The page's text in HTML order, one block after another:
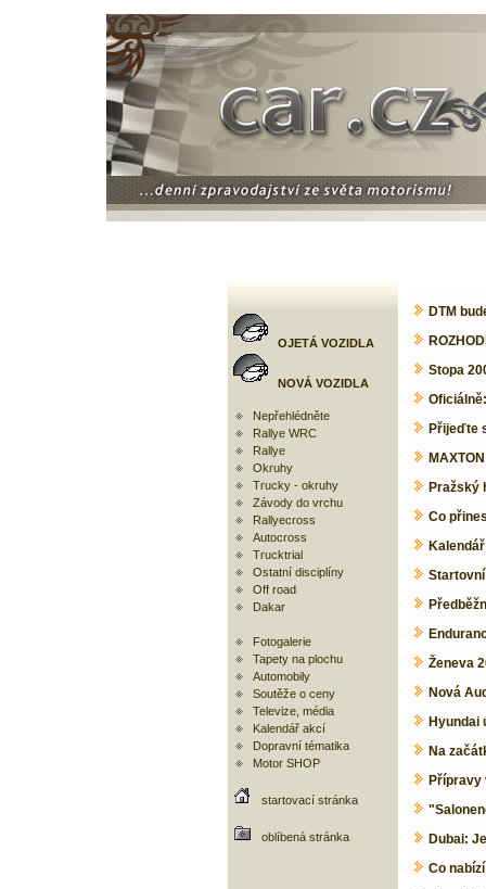
OJETÁ VOZIDLA
NOVÁ VOZIDLA
Nepřehlédněte
Rallye WRC
Rallye
Okruhy
Trucky - okruhy
Závody do vrchu
Rallyecross
Autocross
Trucktrial
Ostatní disciplíny
Off road
Dakar
Fotogalerie
Tapety na plochu
Automobily
Soutěže o ceny
Televize, média
Kalendář akcí
Dopravní tématika
Motor SHOP
startovací stránka
oblíbená stránka
DTM
Stopa
Přijeďte
Pražský
Co
Ženeva
Nová
Hyundai
Na
Přípravy
Dubai:
Co